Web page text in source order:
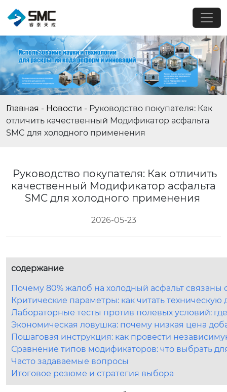
Главная - Новости - Руководство покупателя: Как
отличить качественный Модификатор асфальта
SMC для холодного применения
Руководство покупателя: Как отличить
качественный Модификатор асфальта
SMC для холодного применения
2026-05-23
содержание
Почему 80% жалоб на холодный асфальт
Критические параметры: как читать
Лабораторные тесты против полевых условий:
Экономическая ловушка: почему низкая цена
Пошаговая инструкция: как провести
Сравнение типов модификаторов: что выбрать
Часто задаваемые вопросы
Итоговое резюме и стратегия выбора